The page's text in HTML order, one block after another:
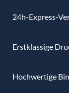
24h-Express-
Erstklassige
Hochwertige